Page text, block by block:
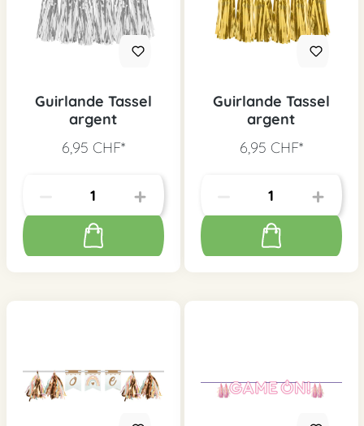
Guirlande Tassel
argent
6,95 CHF*
Guirlande Tassel
argent
6,95 CHF*